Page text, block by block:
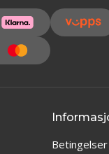
Betingelser